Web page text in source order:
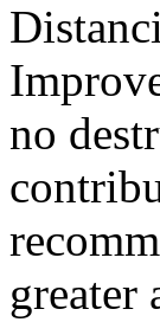
no
greater